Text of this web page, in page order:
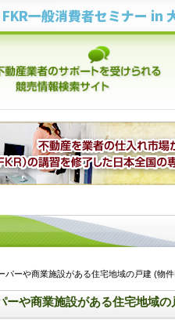
FKR一般消費者セミナー in
ーや商業施設がある住宅地域の戸建 (物
ーや商業施設がある住宅地域の